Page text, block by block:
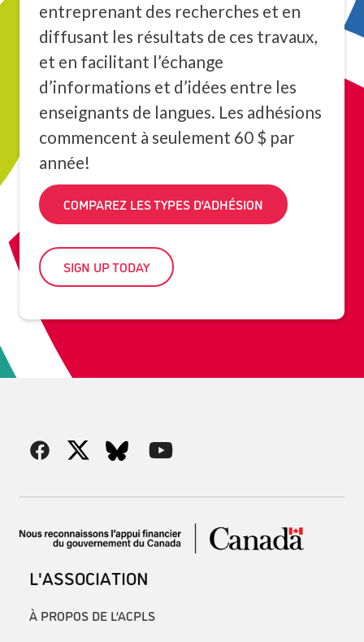
entreprenant des recherches et en
diffusant les résultats de ces travaux,
et en facilitant l’échange
d’informations et d’idées entre les
enseignants de langues. Les adhésions
commencent à seulement 60 $ par
année!
COMPAREZ LES TYPES D’ADHÉSION
SIGN UP TODAY
L'ASSOCIATION
À PROPOS DE L’ACPLS